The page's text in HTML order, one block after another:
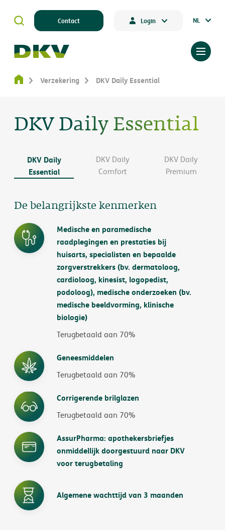
Contact Login NL
DKV Daily Essential
Verzekering DKV Daily Essential
DKV Daily
Essential
DKV Daily
Comfort
DKV Daily
Premium
De belangrijkste kenmerken
Medische en paramedische
raadplegingen en prestaties bij
huisarts, specialisten en bepaalde
zorgverstrekkers (bv. dermatoloog,
cardioloog, kinesist, logopedist,
podoloog), medische onderzoeken (bv.
medische beeldvorming, klinische
biologie)
Terugbetaald aan 70%
Geneesmiddelen
Terugbetaald aan 70%
Corrigerende brilglazen
Terugbetaald aan 70%
AssurPharma: apothekersbriefjes
onmiddellijk doorgestuurd naar DKV
voor terugbetaling
Algemene wachttijd van 3 maanden